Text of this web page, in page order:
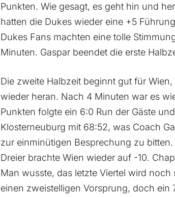
Punkten. Wie gesagt, es geht hin und
hatten die Dukes wieder eine +5
Dukes Fans machten eine tolle
Minuten. Gaspar beendet die erste
Die zweite Halbzeit beginnt gut für
wieder heran. Nach 4 Minuten war es
Punkten folgte ein 6:0 Run der Gäste
Klosterneuburg mit 68:52, was Coach
zur einminütigen Besprechung zu
Dreier brachte Wien wieder auf -10.
Man wusste, das letzte Viertel wird
einen zweistelligen Vorsprung, doch ein